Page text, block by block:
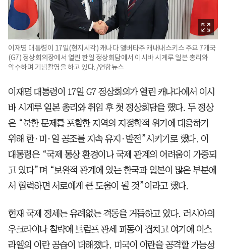
이재명 대통령이 17일(현지시각) 캐나다 앨버타주 캐내내스키스 주요 7개국
(G7) 정상회의장에서 열린 한일 정상회담에서 이시바 시게루 일본 총리와
악수하며 기념촬영을 하고 있다. /연합뉴스
이재명 대통령이 17일 G7 정상회의가 열린 캐나다에서 이시
바 시게루 일본 총리와 취임 후 첫 정상회담을 했다. 두 정상
은 “북한 문제를 포함한 지역의 지정학적 위기에 대응하기
위해 한·미·일 공조를 지속 유지·발전”시키기로 했다. 이
대통령은 “국제 통상 환경이나 국제 관계의 어려움이 가중되
고 있다”며 “보완적 관계에 있는 한국과 일본이 많은 부분에
서 협력하면 서로에게 큰 도움이 될 것”이라고 했다.
현재 국제 정세는 유례없는 격동을 거듭하고 있다. 러시아의
우크라이나 침략에 트럼프 관세 파동이 겹치고 여기에 이스
라엘의 이란 공습이 더해졌다. 미국이 이란을 공격할 가능성